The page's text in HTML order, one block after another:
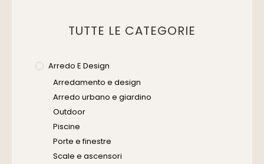
TUTTE LE CATEGORIE
Arredo E Design
Arredamento e design
Arredo urbano e giardino
Outdoor
Piscine
Porte e finestre
Scale e ascensori